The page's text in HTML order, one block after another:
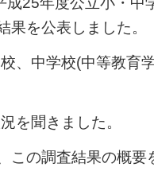
果を公表しました。
、中学校(中等教育
を聞きました。
この調査結果の概要